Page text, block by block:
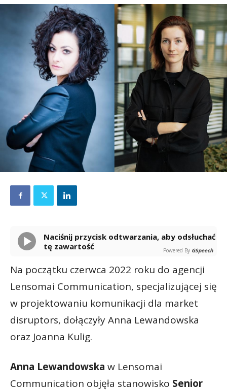
Naciśnij przycisk odtwarzania, aby odsłuchać
tę zawartość
Powered By GSpeech
Na początku czerwca 2022 roku do agencji
Lensomai Communication, specjalizującej się
w projektowaniu komunikacji dla market
disruptors, dołączyły Anna Lewandowska
oraz Joanna Kulig.
Anna Lewandowska w Lensomai
Communication objęła stanowisko Senior